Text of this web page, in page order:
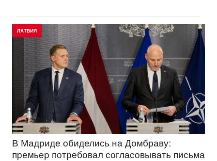
ЛАТВИЯ
В Мадриде обиделись на Домбраву:
премьер потребовал согласовывать письма